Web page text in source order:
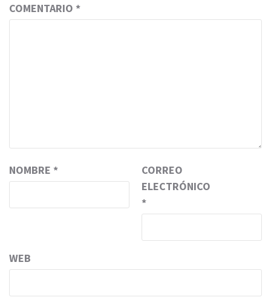
COMENTARIO *
NOMBRE *
CORREO
ELECTRÓNICO
*
WEB